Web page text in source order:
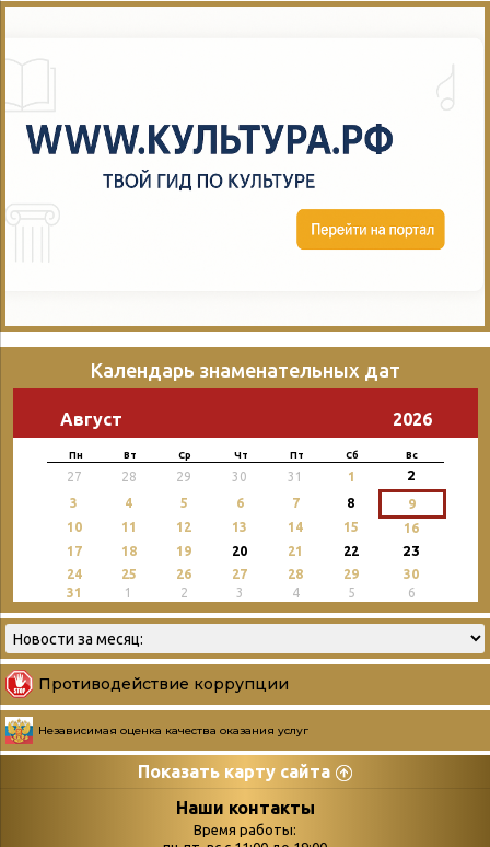
Календарь знаменательных дат
Август 2026
Пн Вт Ср Чт Пт Сб Вс
27 28 29 30 31 1 2
3 4 5 6 7 8
9
10
11 12 13 14 15
16
17
18 19 20 21 22 23
24 25 26 27 28 29
30
31
1 2 3 4 5 6
Противодействие коррупции
Независимая оценка качества оказания услуг
Показать карту сайта
СтраницыНаши контакты
Время работы: